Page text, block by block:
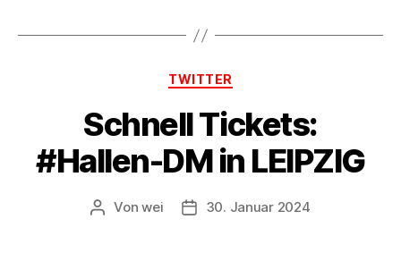
Kategorien
TWITTER
Schnell Tickets:
#Hallen-DM in LEIPZIG
Beitragsautor
Vonwei Beitragsdatum
30. Januar 2024